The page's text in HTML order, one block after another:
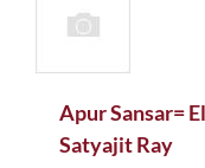
Apur Sansar=
Satyajit Ray